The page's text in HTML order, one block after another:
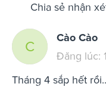
Chia sẻ nhận
C
Cào Cào
Đăng lúc:
Tháng 4 sắp hết